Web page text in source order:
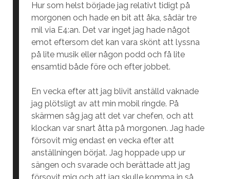
Hur som helst började jag relativt tidigt på
morgonen och hade en bit att åka, sådär tre
mil via E4:an. Det var inget jag hade något
emot eftersom det kan vara skönt att lyssna
på lite musik eller någon podd och få lite
ensamtid både före och efter jobbet.
En vecka efter att jag blivit anställd vaknade
jag plötsligt av att min mobil ringde. På
skärmen såg jag att det var chefen, och att
klockan var snart åtta på morgonen. Jag hade
försovit mig endast en vecka efter att
anställningen börjat. Jag hoppade upp ur
sängen och svarade och berättade att jag